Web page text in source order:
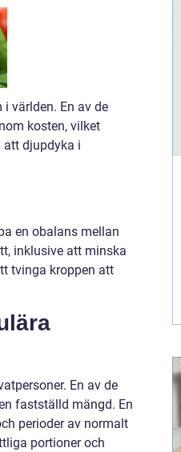
världen. En av de
kosten, vilket
att djupdyka i
en obalans mellan
inklusive att minska
tvinga kroppen att
En av de
fastställd mängd. En
perioder av normalt
portioner och